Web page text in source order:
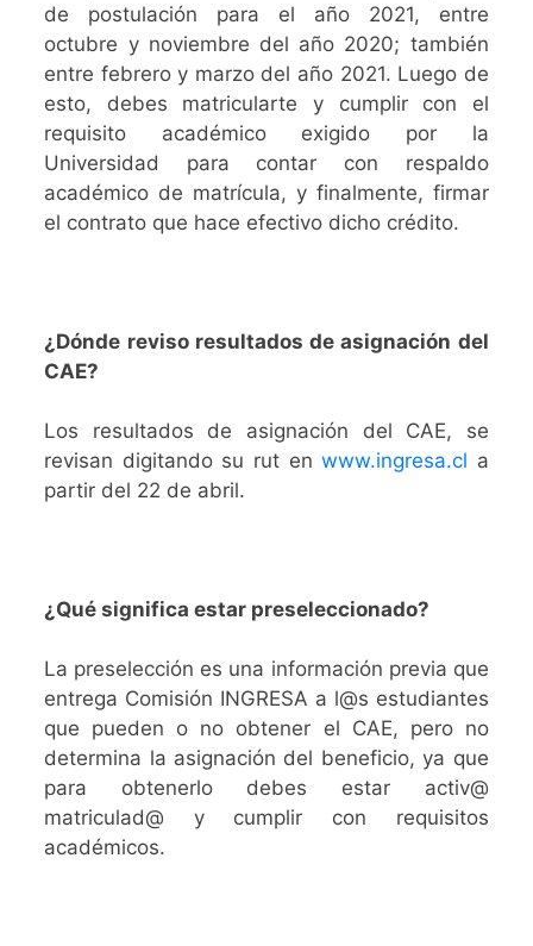
de postulación para el año 2021, entre
octubre y noviembre del año 2020; también
entre febrero y marzo del año 2021. Luego de
esto, debes matricularte y cumplir con el
requisito académico exigido por la
Universidad para contar con respaldo
académico de matrícula, y finalmente, firmar
el contrato que hace efectivo dicho crédito.
¿Dónde reviso resultados de asignación del
CAE?
Los resultados de asignación del CAE, se
revisan digitando su rut enwww.ingresa.cl a
partir del 22 de abril.
¿Qué significa estar preseleccionado?
La preselección es una información previa que
entrega Comisión INGRESA a l@s estudiantes
que pueden o no obtener el CAE, pero no
determina la asignación del beneficio, ya que
para obtenerlo debes estar activ@
matriculad@ y cumplir con requisitos
académicos.